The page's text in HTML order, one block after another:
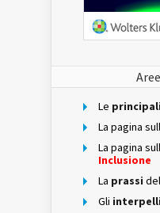
Le
La pagina
La pagina
Inclusione
La prassi
Gli interpelli